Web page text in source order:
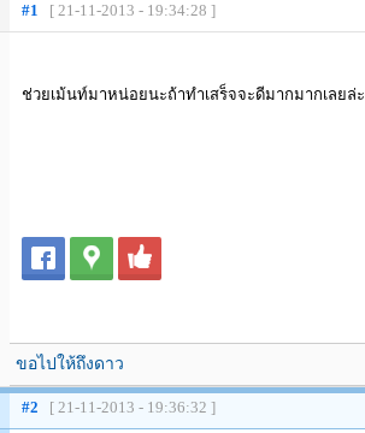
#1 [ 21-11-2013 - 19:34:28 ]
ช่วยเม้นท์มาหน่อยนะถ้าทำเสร็จจะดีมากมากเลยล่
ขอไปให้ถึงดาว
#2 [ 21-11-2013 - 19:36:32 ]